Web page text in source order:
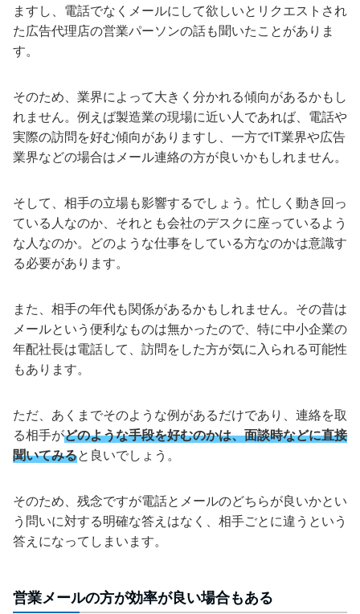
ますし、電話でなくメールにして欲しいとリクエストされ
た広告代理店の営業パーソンの話も聞いたことがありま
す。
そのため、業界によって大きく分かれる傾向があるかもし
れません。例えば製造業の現場に近い人であれば、電話や
実際の訪問を好む傾向がありますし、一方でIT業界や広告
業界などの場合はメール連絡の方が良いかもしれません。
そして、相手の立場も影響するでしょう。忙しく動き回っ
ている人なのか、それとも会社のデスクに座っているよう
な人なのか。どのような仕事をしている方なのかは意識す
る必要があります。
また、相手の年代も関係があるかもしれません。その昔は
メールという便利なものは無かったので、特に中小企業の
年配社長は電話して、訪問をした方が気に入られる可能性
もあります。
ただ、あくまでそのような例があるだけであり、連絡を取
る相手がどのような手段を好むのかは、面談時などに直接
聞いてみると良いでしょう。
そのため、残念ですが電話とメールのどちらが良いかとい
う問いに対する明確な答えはなく、相手ごとに違うという
答えになってしまいます。
営業メールの方が効率が良い場合もある